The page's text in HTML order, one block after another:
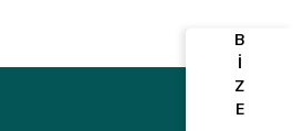
B
İ
Z
E